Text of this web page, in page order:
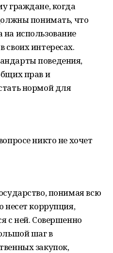
граждане, когда
понимать, что
использование
своих интересах.
поведения,
прав и
нормой для
никто не хочет
понимая всю
несет коррупция,
с ней. Совершенно
шаг в
закупок,